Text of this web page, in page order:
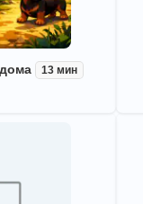
13 мин